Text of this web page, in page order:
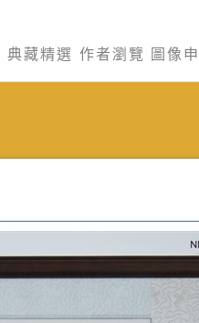
典藏精選 作者瀏覽 圖像